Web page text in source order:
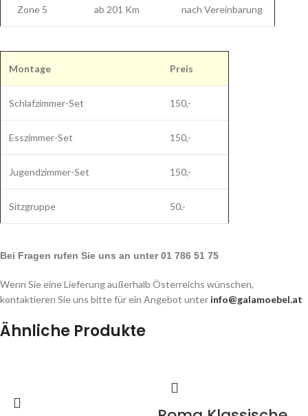
Zone 5 ab 201 Km nach Vereinbarung
Montage Preis
Schlafzimmer-Set 150,-
Esszimmer-Set 150,-
Jugendzimmer-Set 150,-
Sitzgruppe 50,-
Bei Fragen rufen Sie uns an unter 01 786 51 75
Wenn Sie eine Lieferung außerhalb Österreichs wünschen,
kontaktieren Sie uns bitte für ein Angebot unter info@galamoebel.at
Ähnliche Produkte